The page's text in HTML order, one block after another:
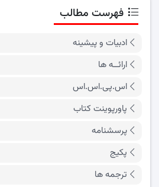
فهرست مطالب
ادبیات و پیشینه
ارائــه ها
اس.پی.اس.اس
پاورپوینت کتاب
پرسشنامه
پکیج
ترجمه ها